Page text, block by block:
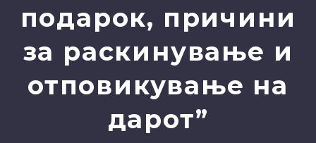
подарок, причини
за раскинување и
отповикување на
дарот”